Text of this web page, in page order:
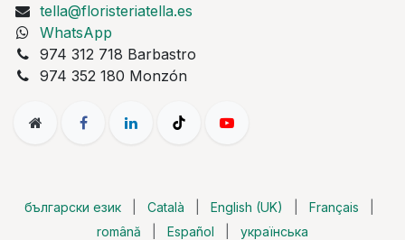
tella@floristeriatella.es
WhatsApp
974 312 718 Barbastro
974 352 180 Monzón
български език Català English (UK) Français
română
Español українська